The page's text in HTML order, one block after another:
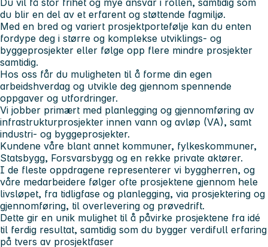
du blir en del av et erfarent og støttende fagmiljø.
Med en bred og variert prosjektportefølje kan du enten
fordype deg i større og komplekse utviklings- og
byggeprosjekter eller følge opp flere mindre prosjekter
samtidig.
Hos oss får du muligheten til å forme din egen
arbeidshverdag og utvikle deg gjennom spennende
oppgaver og utfordringer.
Vi jobber primært med planlegging og gjennomføring av
infrastrukturprosjekter innen vann og avløp (VA), samt
industri- og byggeprosjekter.
Kundene våre blant annet kommuner, fylkeskommuner,
Statsbygg, Forsvarsbygg og en rekke private aktører.
I de fleste oppdragene representerer vi byggherren, og
våre medarbeidere følger ofte prosjektene gjennom hele
livsløpet, fra tidligfase og planlegging, via prosjektering og
gjennomføring, til overlevering og prøvedrift.
Dette gir en unik mulighet til å påvirke prosjektene fra idé
til ferdig resultat, samtidig som du bygger verdifull erfaring
på tvers av prosjektfaser